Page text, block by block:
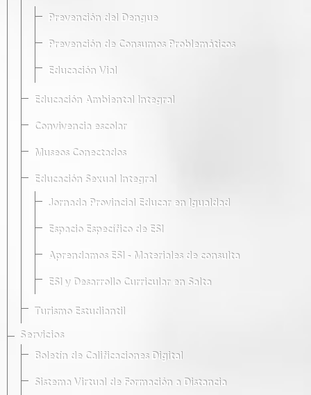
Prevención del Dengue
Prevención de Consumos Problemáticos
Educación Vial
Educación Ambiental Integral
Convivencia escolar
Museos Conectados
Educación Sexual Integral
Jornada Provincial Educar en Igualdad
Espacio Específico de ESI
Aprendamos ESI - Materiales de consulta
ESI y Desarrollo Curricular en Salta
Turismo Estudiantil
Servicios
Boletín de Calificaciones Digital
Sistema Virtual de Formación a Distancia